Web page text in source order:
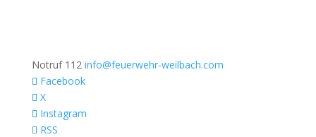
Notruf 112 info@feuerwehr-weilbach.com
Facebook
X
Instagram
RSS